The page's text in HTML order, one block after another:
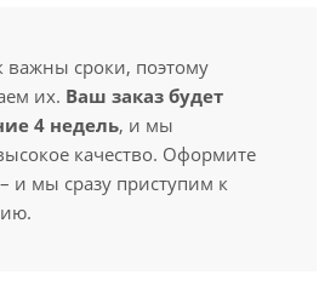
важны сроки, поэтому
их. Ваш заказ будет
4 недель, и мы
качество. Оформите
– и мы сразу приступим к